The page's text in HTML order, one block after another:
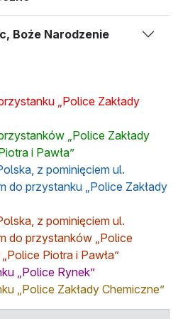
Boże Narodzenie
„Police Zakłady
„Police Zakłady
i Pawła”
z pominięciem ul.
do przystanku „Police Zakłady
z pominięciem ul.
do przystanków „Police
Piotra i Pawła”
„Police Rynek”
„Police Zakłady Chemiczne”